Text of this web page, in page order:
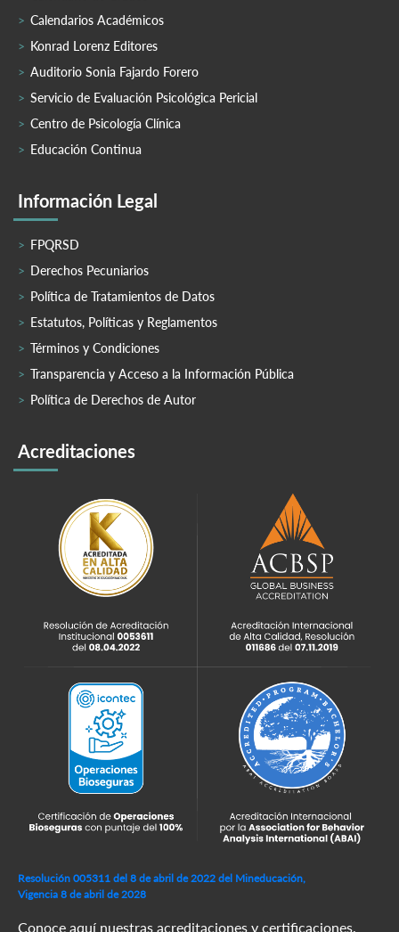
Calendarios Académicos
Konrad Lorenz Editores
Auditorio Sonia Fajardo Forero
Servicio de Evaluación Psicológica Pericial
Centro de Psicología Clínica
Educación Continua
Información Legal
FPQRSD
Derechos Pecuniarios
Política de Tratamientos de Datos
Estatutos, Políticas y Reglamentos
Términos y Condiciones
Transparencia y Acceso a la Información Pública
Política de Derechos de Autor
Acreditaciones
Resolución 005311 del 8 de abril de 2022 del Mineducación,
Vigencia 8 de abril de 2028
Conoce aquí nuestras acreditaciones y certificaciones.